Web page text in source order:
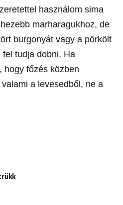
használom sima
marharagukhoz, de
burgonyát vagy a pörkölt
tudja dobni. Ha
hogy főzés közben
a levesedből, ne a